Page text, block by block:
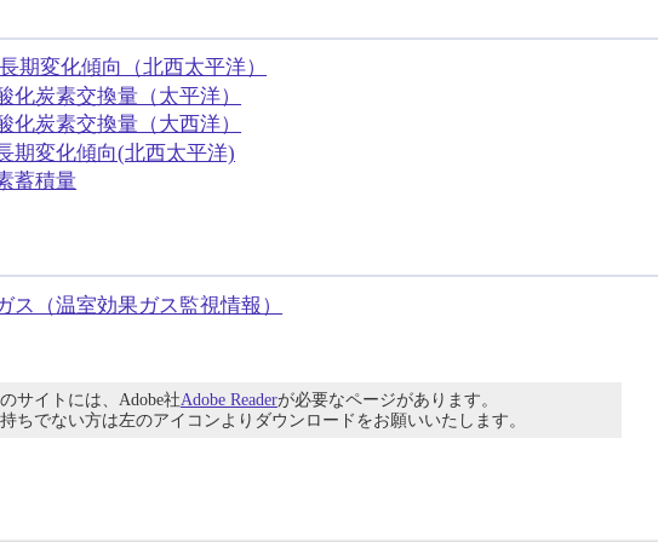
期変化傾向（北西太平洋）
化炭素交換量（太平洋）
化炭素交換量（大西洋）
期変化傾向(北西太平洋)
蓄積量
ス（温室効果ガス監視情報）
サイトには、Adobe社Adobe Readerが必要なページがあります。
ちでない方は左のアイコンよりダウンロードをお願いいたします。